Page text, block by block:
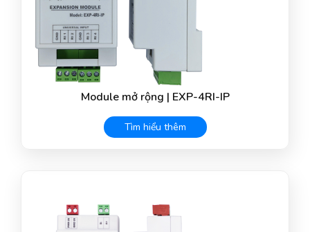
Module mở rộng | EXP-4RI-IP
Tìm hiểu thêm